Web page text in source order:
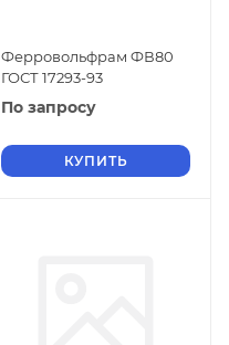
Ферровольфрам ФВ80
ГОСТ 17293-93
По запросу
КУПИТЬ